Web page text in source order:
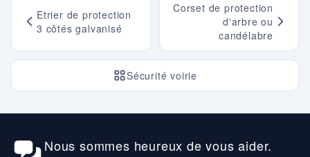
Etrier de protection
3 côtés galvanisé
Sécurité voirie
Corset de protection
d'arbre ou
candélabre
Nous sommes heureux de vous aider.